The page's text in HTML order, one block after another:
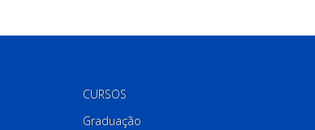
CURSOS
Graduação